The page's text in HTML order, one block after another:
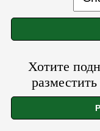
Хотите